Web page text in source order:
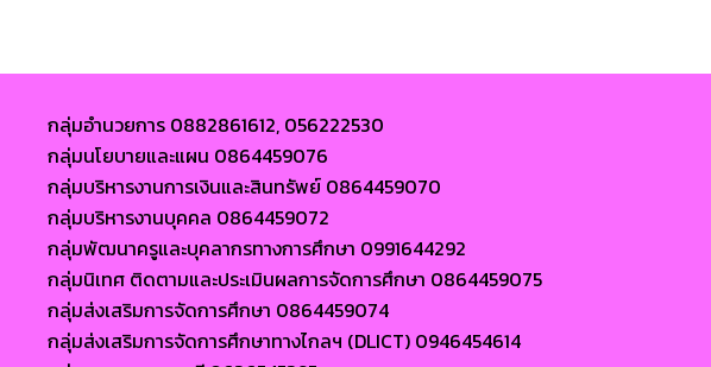
กลุ่มอำนวยการ 0882861612, 056222530
กลุ่มนโยบายและแผน 0864459076
กลุ่มบริหารงานการเงินและสินทรัพย์ 0864459070
กลุ่มบริหารงานบุคคล 0864459072
กลุ่มพัฒนาครูและบุคลากรทางการศึกษา 0991644292
กลุ่มนิเทศ ติดตามและประเมินผลการจัดการศึกษา 0864459075
กลุ่มส่งเสริมการจัดการศึกษา 0864459074
กลุ่มส่งเสริมการจัดการศึกษาทางไกลฯ (DLICT) 0946454614